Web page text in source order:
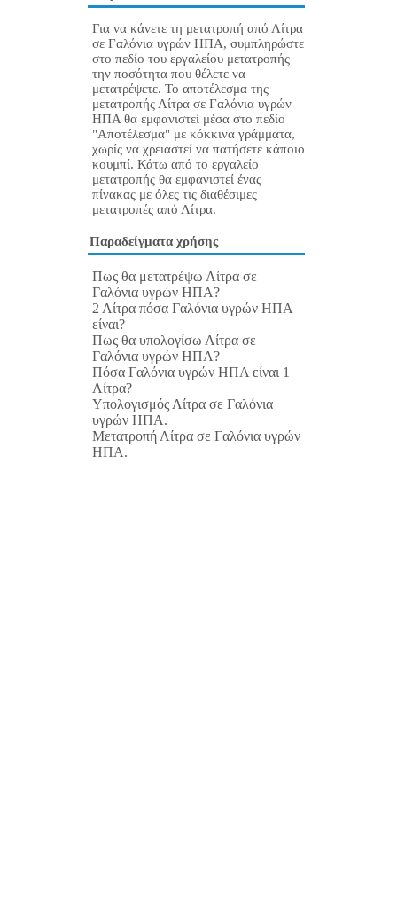
Για να κάνετε τη μετατροπή από Λίτρα
σε Γαλόνια υγρών ΗΠΑ, συμπληρώστε
στο πεδίο του εργαλείου μετατροπής
την ποσότητα που θέλετε να
μετατρέψετε. Το αποτέλεσμα της
μετατροπής Λίτρα σε Γαλόνια υγρών
ΗΠΑ θα εμφανιστεί μέσα στο πεδίο
"Αποτέλεσμα" με κόκκινα γράμματα,
χωρίς να χρειαστεί να πατήσετε κάποιο
κουμπί. Κάτω από το εργαλείο
μετατροπής θα εμφανιστεί ένας
πίνακας με όλες τις διαθέσιμες
μετατροπές από Λίτρα.
Παραδείγματα χρήσης
Πως θα μετατρέψω Λίτρα σε
Γαλόνια υγρών ΗΠΑ?
2 Λίτρα πόσα Γαλόνια υγρών ΗΠΑ
είναι?
Πως θα υπολογίσω Λίτρα σε
Γαλόνια υγρών ΗΠΑ?
Πόσα Γαλόνια υγρών ΗΠΑ είναι 1
Λίτρα?
Υπολογισμός Λίτρα σε Γαλόνια
υγρών ΗΠΑ.
Μετατροπή Λίτρα σε Γαλόνια υγρών
ΗΠΑ.